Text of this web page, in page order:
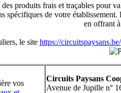
produits frais et traçables pour
de votre
en offrant
le site https://circuitspaysans.be/
vos
Circuits Paysans
Avenue de Jupille n°